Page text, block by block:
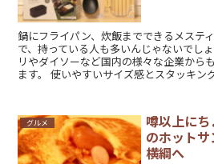
鍋にフライパン、炊飯までできるメステ
で、持っている人も多いんじゃないでし
リやダイソーなど国内の様々な企業から
ます。 使いやすいサイズ感とスタッキン
グルメ
噂以上に
のホット
横綱へ